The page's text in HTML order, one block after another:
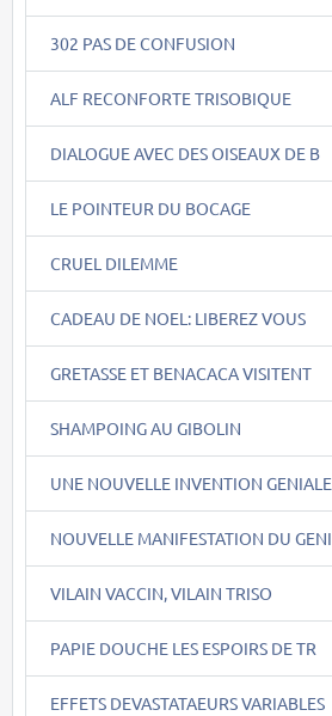
302 PAS DE CONFUSION
ALF RECONFORTE TRISOBIQUE
DIALOGUE AVEC DES OISEAUX DE B
LE POINTEUR DU BOCAGE
CRUEL DILEMME
CADEAU DE NOEL: LIBEREZ VOUS
GRETASSE ET BENACACA VISITENT
SHAMPOING AU GIBOLIN
UNE NOUVELLE INVENTION GENIALE
NOUVELLE MANIFESTATION DU GENI
VILAIN VACCIN, VILAIN TRISO
PAPIE DOUCHE LES ESPOIRS DE TR
EFFETS DEVASTATAEURS VARIABLES